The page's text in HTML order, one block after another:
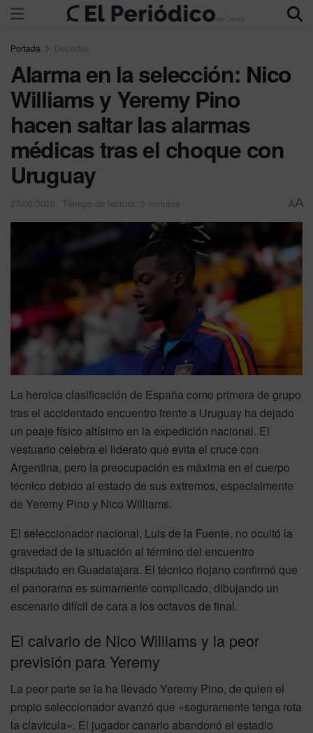
Portada Deportes
Alarma en la selección: Nico
Williams y Yeremy Pino
hacen saltar las alarmas
médicas tras el choque con
Uruguay
27/06/2026 Tiempo de lectura: 3 minutos AA
La heroica clasificación de España como primera de grupo
tras el accidentado encuentro frente a Uruguay ha dejado
un peaje físico altísimo en la expedición nacional. El
vestuario celebra el liderato que evita el cruce con
Argentina, pero la preocupación es máxima en el cuerpo
técnico debido al estado de sus extremos, especialmente
de Yeremy Pino y Nico Williams.
El seleccionador nacional, Luis de la Fuente, no ocultó la
gravedad de la situación al término del encuentro
disputado en Guadalajara. El técnico riojano confirmó que
el panorama es sumamente complicado, dibujando un
escenario difícil de cara a los octavos de final.
El calvario de Nico Williams y la peor
previsión para Yeremy
La peor parte se la ha llevado Yeremy Pino, de quien el
propio seleccionador avanzó que «seguramente tenga rota
la clavícula». El jugador canario abandonó el estadio